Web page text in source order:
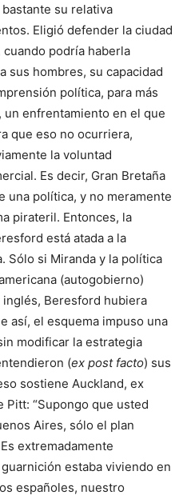
su relativa
Eligió defender la ciudad
podría haber­la
sus hombres, su capacidad
política, para más
un enfren­tamiento en el que
que eso no ocurriera,
la voluntad
Es decir, Gran Bretaña
una política, y no meramente
pirateril. Entonces, la
está atada a la
Sólo si Miranda y la po­lítica
(autogobierno)
Beresford hubiera
así, el esquema impuso una
modificar la estrategia
(ex post facto) sus
sostiene Auckland, ex
“Supongo que usted
Aires, sólo el plan
extrema­damente
estaba viviendo en
españoles, nuestro